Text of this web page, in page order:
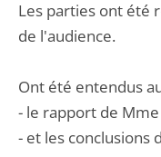
Les parties ont été
de l'audience.
Ont été entendus
- le rapport de Mme
- et les conclusions